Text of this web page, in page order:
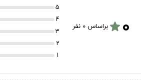
۰ starبراساس 0 نفر
5
4
3
2
1